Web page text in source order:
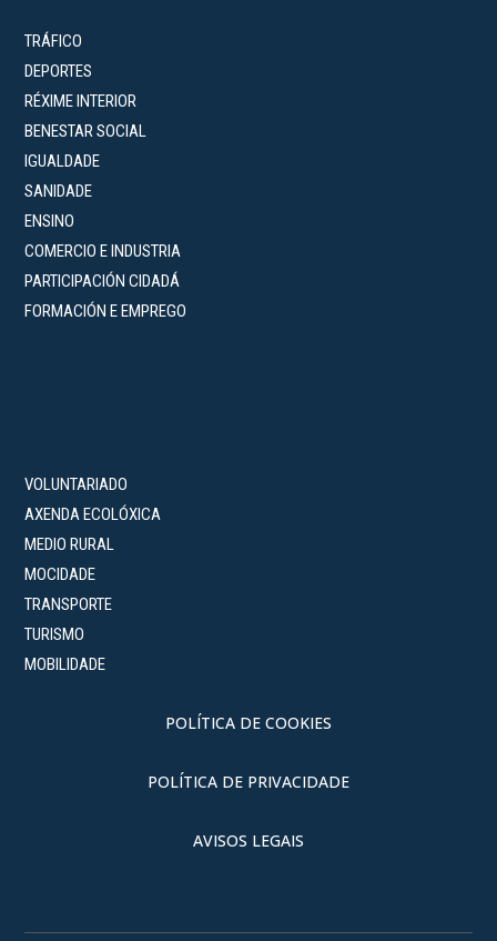
TRÁFICO
DEPORTES
RÉXIME INTERIOR
BENESTAR SOCIAL
IGUALDADE
SANIDADE
ENSINO
COMERCIO E INDUSTRIA
PARTICIPACIÓN CIDADÁ
FORMACIÓN E EMPREGO
VOLUNTARIADO
AXENDA ECOLÓXICA
MEDIO RURAL
MOCIDADE
TRANSPORTE
TURISMO
MOBILIDADE
POLÍTICA DE COOKIES
POLÍTICA DE PRIVACIDADE
AVISOS LEGAIS